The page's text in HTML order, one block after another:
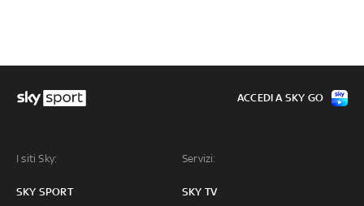
I siti Sky:
SKY SPORT
Servizi:
SKY TV
ACCEDI A SKY GO